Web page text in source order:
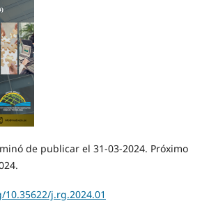
de publicar el 31-03-2024. Próximo
j.rg.2024.01